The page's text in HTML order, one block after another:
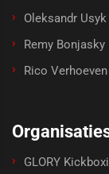
Oleksandr Usyk
Remy Bonjasky
Rico Verhoeven
GLORY